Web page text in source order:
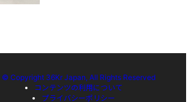
© Copyright 36Kr Japan, All Rights Reserved
コンテンツの利用について
プライバシーポリシー